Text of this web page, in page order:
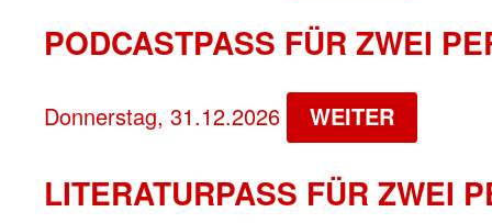
PODCASTPASS FÜR ZWEI
Donnerstag, 31.12.2026 WEITER
LITERATURPASS FÜR ZWEI